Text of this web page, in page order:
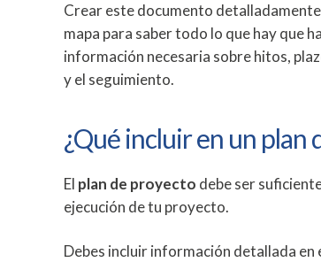
Crear este documento
mapa para saber todo lo que hay que
información necesaria sobre hitos,
y el seguimiento.
¿Qué incluir en un plan
El plan de proyecto debe ser
ejecución de tu proyecto.
Debes incluir información detallada